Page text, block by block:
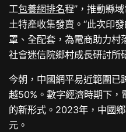
工包養網排名程”，推動縣
土特產收集發賣。“此次印
罩、全配套，為電商助力村
社會迷信院鄉村成長研討所
今朝，中國網平易近範圍已
越50%。數字經濟時期下，
的新形式。2023年，中國
元。